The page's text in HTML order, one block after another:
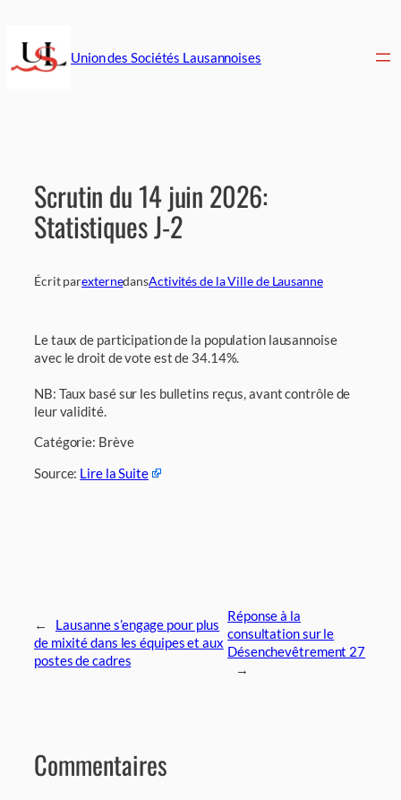
contenu
Union des Sociétés Lausannoises
Scrutin du 14 juin 2026:
Statistiques J-2
Écrit parexternedansActivités de la Ville de Lausanne
Le taux de participation de la population lausannoise
avec le droit de vote est de 34.14%.
NB: Taux basé sur les bulletins reçus, avant contrôle de
leur validité.
Catégorie: Brève
Source: Lire la Suite
←
Lausanne s’engage pour plus
de mixité dans les équipes et aux
postes de cadres
Réponse à la
consultation sur le
Désenchevêtrement 27
→
Commentaires